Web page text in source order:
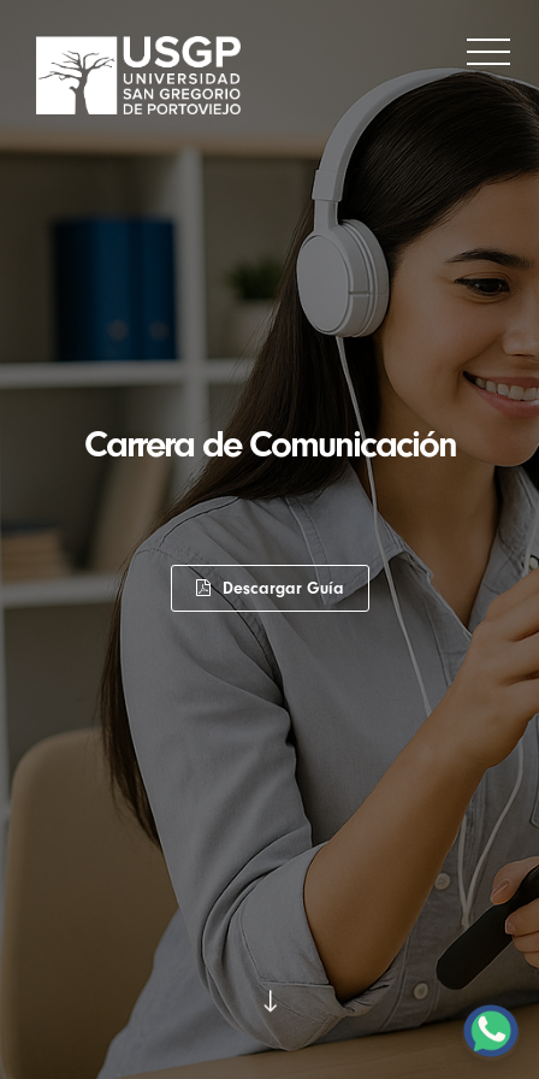
Carrera de Comunicación
RP
Descargar Guía